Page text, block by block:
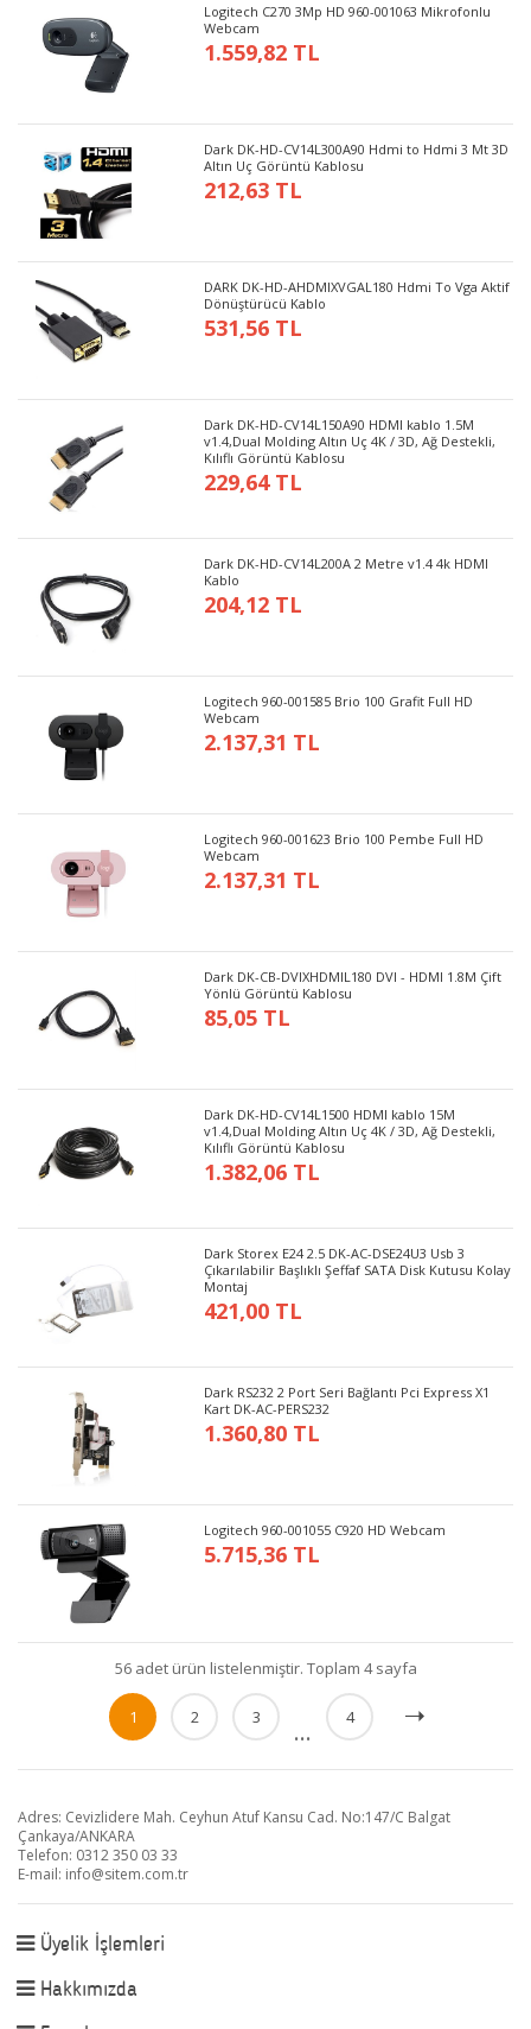
Logitech C270 3Mp HD 960-001063 Mikrofonlu
Webcam
1.559,82 TL
Dark DK-HD-CV14L300A90 Hdmi to Hdmi 3 Mt 3D
Altın Uç Görüntü Kablosu
212,63 TL
DARK DK-HD-AHDMIXVGAL180 Hdmi To Vga Aktif
Dönüştürücü Kablo
531,56 TL
Dark DK-HD-CV14L150A90 HDMI kablo 1.5M
v1.4,Dual Molding Altın Uç 4K / 3D, Ağ Destekli,
Kılıflı Görüntü Kablosu
229,64 TL
Dark DK-HD-CV14L200A 2 Metre v1.4 4k HDMI
Kablo
204,12 TL
Logitech 960-001585 Brio 100 Grafit Full HD
Webcam
2.137,31 TL
Logitech 960-001623 Brio 100 Pembe Full HD
Webcam
2.137,31 TL
Dark DK-CB-DVIXHDMIL180 DVI - HDMI 1.8M Çift
Yönlü Görüntü Kablosu
85,05 TL
Dark DK-HD-CV14L1500 HDMI kablo 15M
v1.4,Dual Molding Altın Uç 4K / 3D, Ağ Destekli,
Kılıflı Görüntü Kablosu
1.382,06 TL
Dark Storex E24 2.5 DK-AC-DSE24U3 Usb 3
Çıkarılabilir Başlıklı Şeffaf SATA Disk Kutusu Kolay
Montaj
421,00 TL
Dark RS232 2 Port Seri Bağlantı Pci Express X1
Kart DK-AC-PERS232
1.360,80 TL
Logitech 960-001055 C920 HD Webcam
5.715,36 TL
56 adet ürün listelenmiştir. Toplam 4 sayfa
1 2 3 ... 4
Adres: Cevizlidere Mah. Ceyhun Atuf Kansu Cad. No:147/C Balgat
Çankaya/ANKARA
Telefon: 0312 350 03 33
E-mail: info@sitem.com.tr
Üyelik İşlemleri
Hakkımızda